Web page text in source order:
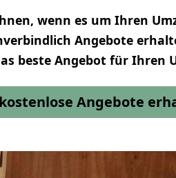
wenn es um Ihren
Angebote
beste Angebot für Ihren
Angebote